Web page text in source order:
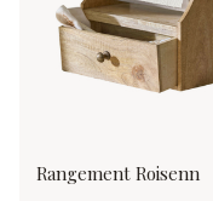
Rangement Roisenn